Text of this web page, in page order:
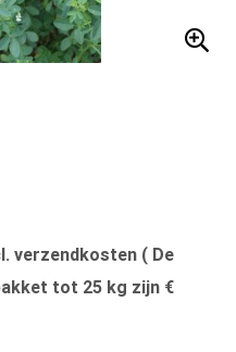
verzendkosten ( De
tot 25 kg zijn €